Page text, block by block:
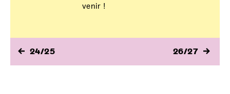
venir !
24/25 26/27